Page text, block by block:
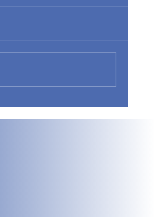
Doğru Finansal Danışmanlık